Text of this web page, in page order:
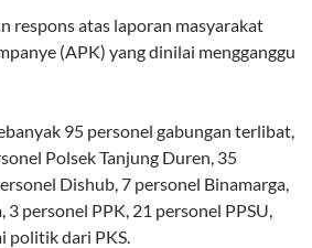
respons atas laporan masyarakat
(APK) yang dinilai mengganggu
95 personel gabungan terlibat,
Polsek Tanjung Duren, 35
Dishub, 7 personel Binamarga,
3 personel PPK, 21 personel PPSU,
politik dari PKS.